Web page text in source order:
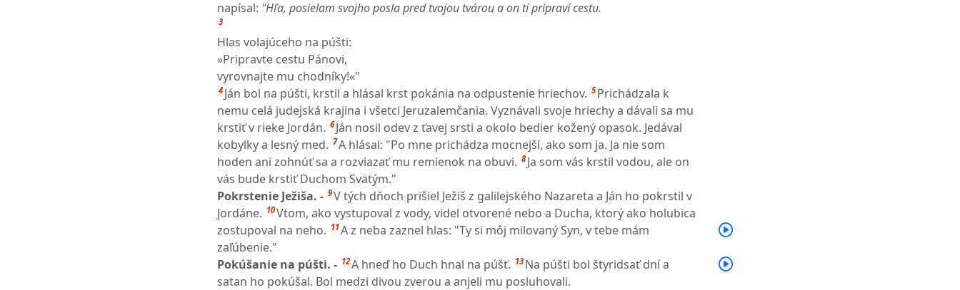
napísal: "Hľa, posielam svojho posla pred tvojou tvárou a on ti pripraví cestu.
3
Hlas volajúceho na púšti:
»Pripravte cestu Pánovi,
vyrovnajte mu chodníky!«"
4 Ján bol na púšti, krstil a hlásal krst pokánia na odpustenie hriechov. 5 Prichádzala k
nemu celá judejská krajina i všetci Jeruzalemčania. Vyznávali svoje hriechy a dávali sa mu
krstiť v rieke Jordán. 6 Ján nosil odev z ťavej srsti a okolo bedier kožený opasok. Jedával
kobylky a lesný med. 7A hlásal: "Po mne prichádza mocnejší, ako som ja. Ja nie som
hoden ani zohnúť sa a rozviazať mu remienok na obuvi. 8 Ja som vás krstil vodou, ale on
vás bude krstiť Duchom Svätým."
Pokrstenie Ježiša. - 9V tých dňoch prišiel Ježiš z galilejského Nazareta a Ján ho pokrstil v
Jordáne. 10Vtom, ako vystupoval z vody, videl otvorené nebo a Ducha, ktorý ako holubica
zostupoval na neho. 11A z neba zaznel hlas: "Ty si môj milovaný Syn, v tebe mám
zaľúbenie."
Pokúšanie na púšti. - 12A hneď ho Duch hnal na púšť. 13 Na púšti bol štyridsať dní a
satan ho pokúšal. Bol medzi divou zverou a anjeli mu posluhovali.